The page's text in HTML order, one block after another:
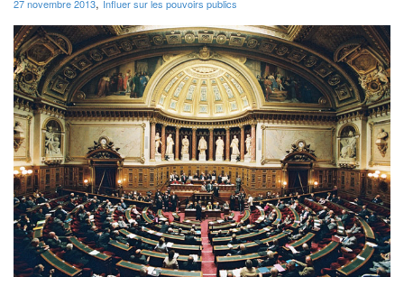
27 novembre 2013 Influer sur les pouvoirs publics